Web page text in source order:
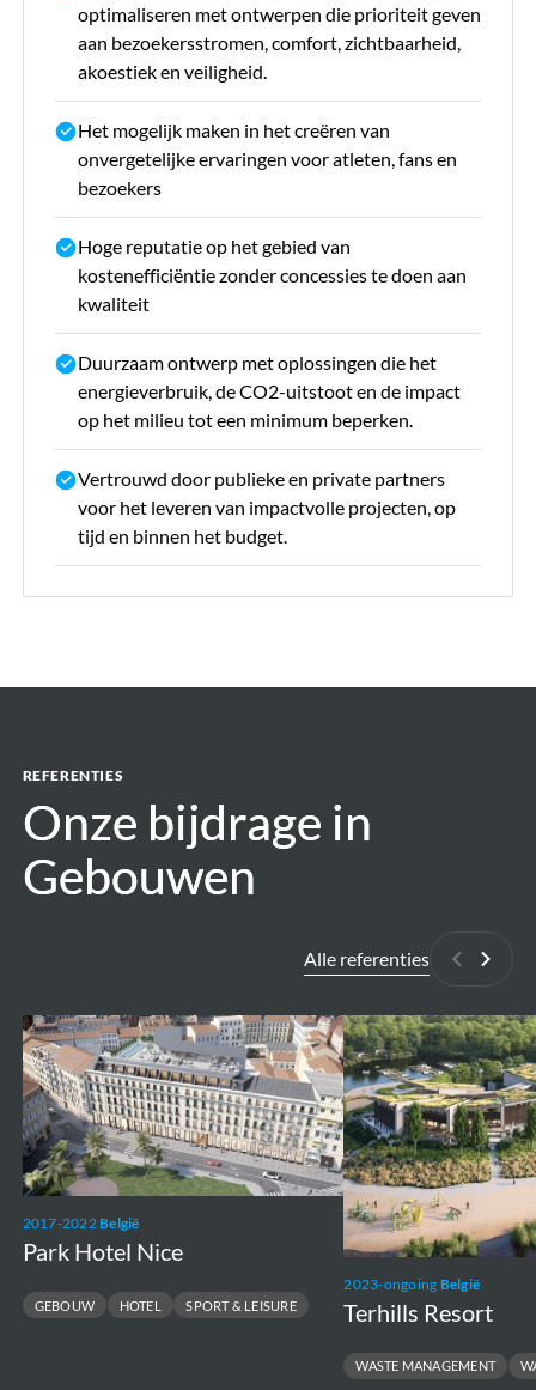
optimaliseren met ontwerpen die prioriteit geven
aan bezoekersstromen, comfort, zichtbaarheid,
akoestiek en veiligheid.
Het mogelijk maken in het creëren van
onvergetelijke ervaringen voor atleten, fans en
bezoekers
Hoge reputatie op het gebied van
kostenefficiëntie zonder concessies te doen aan
kwaliteit
Duurzaam ontwerp met oplossingen die het
energieverbruik, de CO2-uitstoot en de impact
op het milieu tot een minimum beperken.
Vertrouwd door publieke en private partners
voor het leveren van impactvolle projecten, op
tijd en binnen het budget.
REFERENTIES
Onze bijdrage in
Gebouwen
Onze bijdrage in
Gebouwen
Alle referenties
Vorige
2017-2022België
Park Hotel Nice
GEBOUW HOTEL SPORT & LEISURE
Park
Hotel
Nice
2023-ongoing België
Terhills Resort
WASTE MANAGEMENT
Terhills
Resort